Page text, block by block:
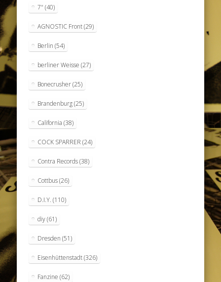
7" (40)
AGNOSTIC Front(29)
Berlin (54)
berliner Weisse (27)
Bonecrusher(25)
Brandenburg(25)
California (38)
COCK SPARRER (24)
Contra Records(38)
Cottbus(26)
D.I.Y. (110)
diy(61)
Dresden (51)
Eisenhüttenstadt(326)
Fanzine (62)